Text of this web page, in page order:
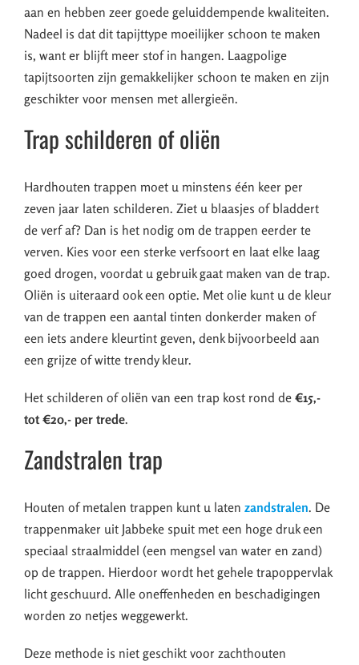
aan en hebben zeer goede geluiddempende kwaliteiten.
Nadeel is dat dit tapijttype moeilijker schoon te maken
is, want er blijft meer stof in hangen. Laagpolige
tapijtsoorten zijn gemakkelijker schoon te maken en zijn
geschikter voor mensen met allergieën.
Trap schilderen of oliën
Hardhouten trappen moet u minstens één keer per
zeven jaar laten schilderen. Ziet u blaasjes of bladdert
de verf af? Dan is het nodig om de trappen eerder te
verven. Kies voor een sterke verfsoort en laat elke laag
goed drogen, voordat u gebruik gaat maken van de trap.
Oliën is uiteraard ook een optie. Met olie kunt u de kleur
van de trappen een aantal tinten donkerder maken of
een iets andere kleurtint geven, denk bijvoorbeeld aan
een grijze of witte trendy kleur.
Het schilderen of oliën van een trap kost rond de €15,-
tot €20,- per trede.
Zandstralen trap
Houten of metalen trappen kunt u laten zandstralen. De
trappenmaker uit Jabbeke spuit met een hoge druk een
speciaal straalmiddel (een mengsel van water en zand)
op de trappen. Hierdoor wordt het gehele trapoppervlak
licht geschuurd. Alle oneffenheden en beschadigingen
worden zo netjes weggewerkt.
Deze methode is niet geschikt voor zachthouten